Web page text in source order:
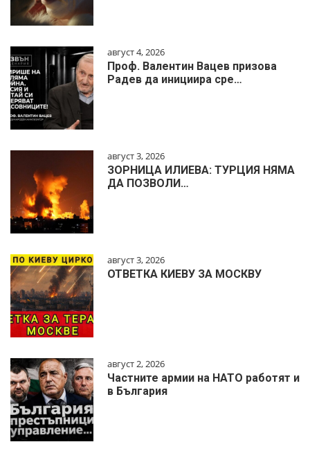
август 4, 2026
Проф. Валентин Вацев призова
Радев да инициира сре…
август 3, 2026
ЗОРНИЦА ИЛИЕВА: ТУРЦИЯ НЯМА
ДА ПОЗВОЛИ…
август 3, 2026
ОТВЕТКА КИЕВУ ЗА МОСКВУ
август 2, 2026
Частните армии на НАТО работят и
в България